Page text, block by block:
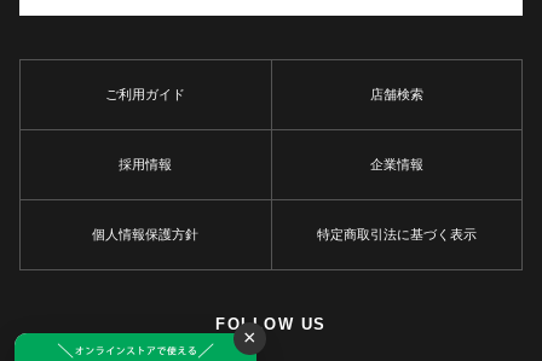
×
ご利用ガイド 店舗検索
採用情報 企業情報
個人情報保護方針 特定商取引法に基づく表示
FOLLOW US